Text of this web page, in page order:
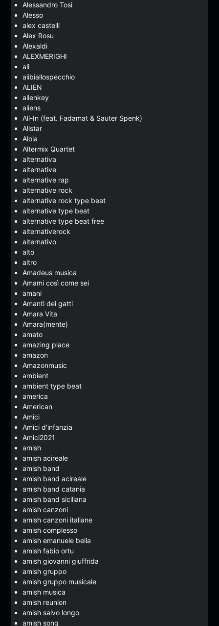
Alessandro Tosi
Alesso
alex castelli
Alex Rosu
Alexaldi
ALEXMERIGHI
ali
alibiallospecchio
ALIEN
alienkey
aliens
All-In (feat. Fadamat & Sauter Spenk)
Allstar
Alola
Altermix Quartet
alternativa
alternative
alternative rap
alternative rock
alternative rock type beat
alternative type beat
alternative type beat free
alternativerock
alternativo
alto
altro
Amadeus musica
Amami così come sei
amani
Amanti dei gatti
Amara Vita
Amara(mente)
amato
amazing place
amazon
Amazonmusic
ambient
ambient type beat
america
American
Amici
Amici d'infanzia
Amici2021
amish
amish acireale
amish band
amish band acireale
amish band catania
amish band siciliana
amish canzoni
amish canzoni italiane
amish complesso
amish emanuele bella
amish fabio ortu
amish giovanni giuffrida
amish gruppo
amish gruppo musicale
amish musica
amish reunion
amish salvo longo
amish song